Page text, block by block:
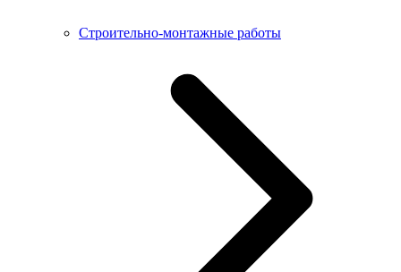
Строительно-монтажные работы